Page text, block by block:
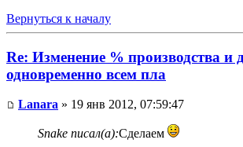
Вернуться к началу
Re: Изменение % производства и
одновременно всем пла
Lanara » 19 янв 2012, 07:59:47
Snake писал(а):Сделаем